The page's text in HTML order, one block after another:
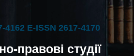
-4162 E-ISSN 2617-4170
о-правові студії